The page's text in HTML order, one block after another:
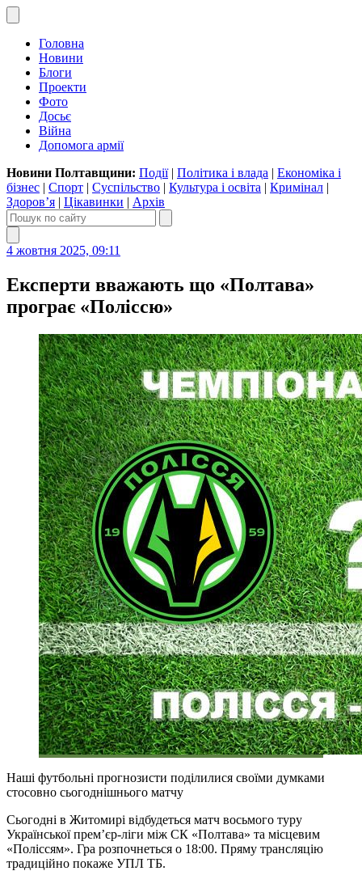
Головна
Новини
Блоги
Проекти
Фото
Досьє
Війна
Допомога армії
Новини Полтавщини: Події| Політика і влада | Економіка і
бізнес | Спорт | Суспільство | Культура і освіта | Кримінал |
Здоров’я | Цікавинки | Архів
4 жовтня 2025, 09:11
Експерти вважають що «Полтава»
програє «Поліссю»
Наші футбольні прогнозисти поділилися своїми думками
стосовно сьогоднішнього матчу
Сьогодні в Житомирі відбудеться матч восьмого туру
Української прем’єр-ліги між СК «Полтава» та місцевим
«Поліссям». Гра розпочнеться о 18:00. Пряму трансляцію
традиційно покаже УПЛ ТБ.